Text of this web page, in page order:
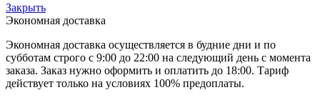
Закрыть
Экономная доставка
Экономная доставка осуществляется в будние дни и по
субботам строго с 9:00 до 22:00 на следующий день с момента
заказа. Заказ нужно оформить и оплатить до 18:00. Тариф
действует только на условиях 100% предоплаты.